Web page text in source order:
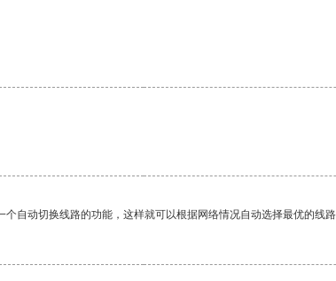
自动切换线路的功能，这样就可以根据网络情况自动选择最优的线路